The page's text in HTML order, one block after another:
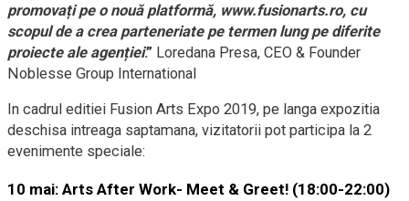
promovați pe o nouă platformă, www.fusionarts.ro, cu
scopul de a crea parteneriate pe termen lung pe diferite
proiecte ale agenției.” Loredana Presa, CEO & Founder
Noblesse Group International
In cadrul editiei Fusion Arts Expo 2019, pe langa expozitia
deschisa intreaga saptamana, vizitatorii pot participa la 2
evenimente speciale:
10 mai: Arts After Work- Meet & Greet! (18:00-22:00)